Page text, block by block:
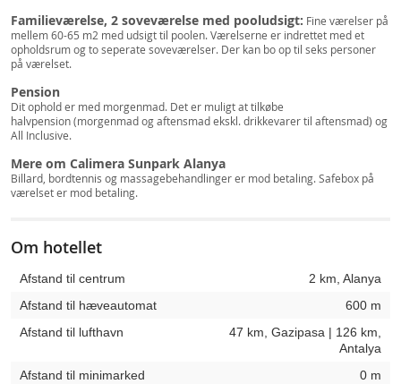
Familieværelse, 2 soveværelse med pooludsigt: Fine værelser på
mellem 60-65 m2 med udsigt til poolen. Værelserne er indrettet med et
opholdsrum og to seperate soveværelser. Der kan bo op til seks personer
på værelset.
Pension
Dit ophold er med morgenmad. Det er muligt at tilkøbe
halvpension (morgenmad og aftensmad ekskl. drikkevarer til aftensmad) og
All Inclusive.
Mere om Calimera Sunpark Alanya
Billard, bordtennis og massagebehandlinger er mod betaling. Safebox på
værelset er mod betaling.
Om hotellet
Afstand til centrum
2 km, Alanya
Afstand til hæveautomat
600 m
Afstand til lufthavn
47 km, Gazipasa | 126 km,
Antalya
Afstand til minimarked
0 m